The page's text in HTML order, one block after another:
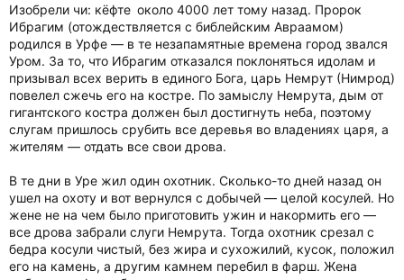
Изобрели чи: кёфте около 4000 лет тому назад. Пророк
Ибрагим (отождествляется с библейским Авраамом)
родился в Урфе — в те незапамятные времена город звался
Уром. За то, что Ибрагим отказался поклоняться идолам и
призывал всех верить в единого Бога, царь Немрут (Нимрод)
повелел сжечь его на костре. По замыслу Немрута, дым от
гигантского костра должен был достигнуть неба, поэтому
слугам пришлось срубить все деревья во владениях царя, а
жителям — отдать все свои дрова.
В те дни в Уре жил один охотник. Сколько-то дней назад он
ушел на охоту и вот вернулся с добычей — целой косулей. Но
жене не на чем было приготовить ужин и накормить его —
все дрова забрали слуги Немрута. Тогда охотник срезал с
бедра косули чистый, без жира и сухожилий, кусок, положил
его на камень, а другим камнем перебил в фарш. Жена